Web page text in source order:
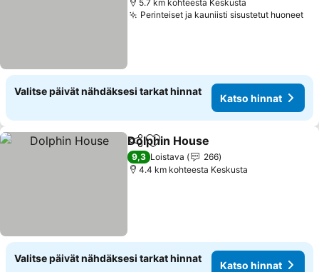
5.7 km kohteesta Keskusta
Perinteiset ja kauniisti sisustetut huoneet
Valitse päivät nähdäksesi tarkat hinnat
Katso hinnat
Jaa Lisää suosikkeihin
Dolphin House
9,3 Loistava
266
4.4 km kohteesta Keskusta
Valitse päivät nähdäksesi tarkat hinnat
Katso hinnat